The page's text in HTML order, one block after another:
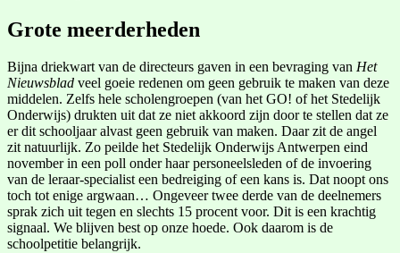
Grote meerderheden
Bijna driekwart van de directeurs gaven in een bevraging van Het
Nieuwsblad veel goeie redenen om geen gebruik te maken van deze
middelen. Zelfs hele scholengroepen (van het GO! of het Stedelijk
Onderwijs) drukten uit dat ze niet akkoord zijn door te stellen dat ze
er dit schooljaar alvast geen gebruik van maken. Daar zit de angel
zit natuurlijk. Zo peilde het Stedelijk Onderwijs Antwerpen eind
november in een poll onder haar personeelsleden of de invoering
van de leraar-specialist een bedreiging of een kans is. Dat noopt ons
toch tot enige argwaan… Ongeveer twee derde van de deelnemers
sprak zich uit tegen en slechts 15 procent voor. Dit is een krachtig
signaal. We blijven best op onze hoede. Ook daarom is de
schoolpetitie belangrijk.